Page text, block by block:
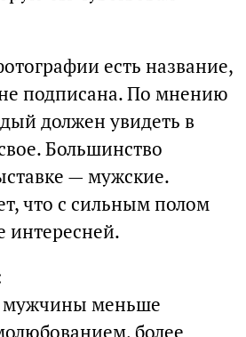
есть название,
подписана. По мнению
должен увидеть в
Большинство
— мужские.
что с сильным полом
интересней.
мужчины меньше
более